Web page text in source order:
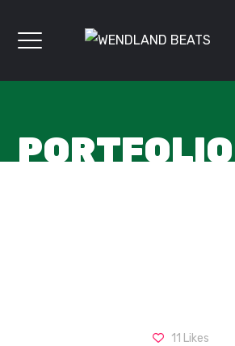
PORTFOLIO
11 Likes